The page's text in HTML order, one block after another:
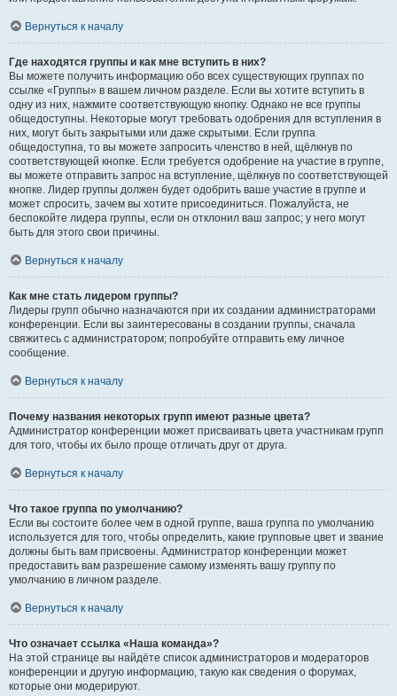
Вернуться к началу
Где находятся группы и как мне вступить в них?
Вы можете получить информацию обо всех существующих группах по
ссылке «Группы» в вашем личном разделе. Если вы хотите вступить в
одну из них, нажмите соответствующую кнопку. Однако не все группы
общедоступны. Некоторые могут требовать одобрения для вступления в
них, могут быть закрытыми или даже скрытыми. Если группа
общедоступна, то вы можете запросить членство в ней, щёлкнув по
соответствующей кнопке. Если требуется одобрение на участие в группе,
вы можете отправить запрос на вступление, щёлкнув по соответствующей
кнопке. Лидер группы должен будет одобрить ваше участие в группе и
может спросить, зачем вы хотите присоединиться. Пожалуйста, не
беспокойте лидера группы, если он отклонил ваш запрос; у него могут
быть для этого свои причины.
Вернуться к началу
Как мне стать лидером группы?
Лидеры групп обычно назначаются при их создании администраторами
конференции. Если вы заинтересованы в создании группы, сначала
свяжитесь с администратором; попробуйте отправить ему личное
сообщение.
Вернуться к началу
Почему названия некоторых групп имеют разные цвета?
Администратор конференции может присваивать цвета участникам групп
для того, чтобы их было проще отличать друг от друга.
Вернуться к началу
Что такое группа по умолчанию?
Если вы состоите более чем в одной группе, ваша группа по умолчанию
используется для того, чтобы определить, какие групповые цвет и звание
должны быть вам присвоены. Администратор конференции может
предоставить вам разрешение самому изменять вашу группу по
умолчанию в личном разделе.
Вернуться к началу
Что означает ссылка «Наша команда»?
На этой странице вы найдёте список администраторов и модераторов
конференции и другую информацию, такую как сведения о форумах,
которые они модерируют.